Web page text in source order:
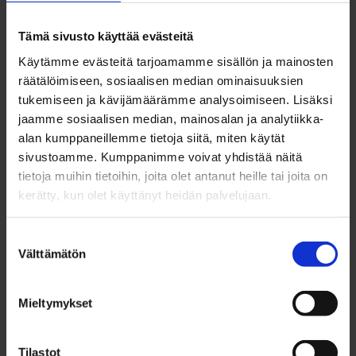
Tämä sivusto käyttää evästeitä
Käytämme evästeitä tarjoamamme sisällön ja mainosten
räätälöimiseen, sosiaalisen median ominaisuuksien
tukemiseen ja kävijämäärämme analysoimiseen. Lisäksi
jaamme sosiaalisen median, mainosalan ja analytiikka-
alan kumppaneillemme tietoja siitä, miten käytät
sivustoamme. Kumppanimme voivat yhdistää näitä
tietoja muihin tietoihin, joita olet antanut heille tai joita on
kerätty, kun olet käyttänyt heidän palvelujaan.
valinta
Välttämätön
Mieltymykset
Tilastot
Viestillä tai somessa voi olla helpompi lähestyä
ja aloittaa juttelu.
Liian äkillinen tai hyökkäävä
lähestyminen saattaa
säikäyttää ihastuksen
Ihastuneena voi pohtia, millä tavoin olisi mukavaa,
että itselle tunnustetaan ihastus. On imartelevaa,
Ihastumisen ei tarvitse kuitenkaan edetä